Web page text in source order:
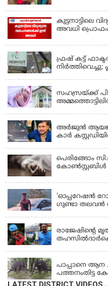
കുട്ടനാട്ടിലെ
അവധി
ഫ്രഷ് കട്ട്
നിർത്തിവെച്ചു;
സഹസ്രയ്ക്ക്
അർജുൻ
കാർ
പെരിങ്ങോം
കോൺസ്റ്റബിൾ
'ഓപ്പറേഷൻ
ഗുണ്ടാ തലവൻ
രാജേഷിന്റെ
പാപ്പാനെ ആന
പത്തനംതിട്ട